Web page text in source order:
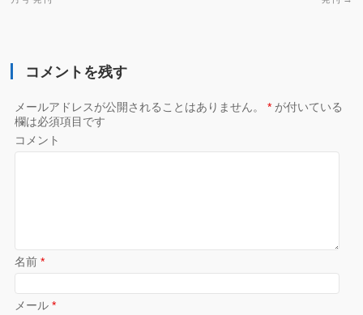
コメントを残す
メールアドレスが公開されることはありません。 * が付いている
欄は必須項目です
コメント
名前*
メール*